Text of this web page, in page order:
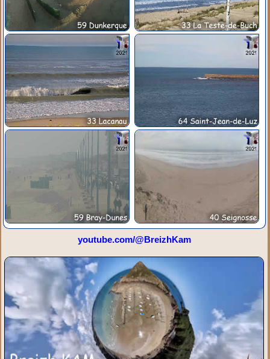
youtube.com/@BreizhKam